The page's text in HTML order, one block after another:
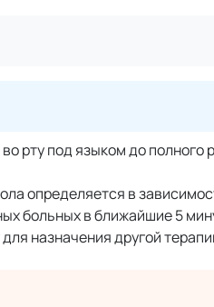
рту под языком до полного
определяется в
больных в ближайшие 5
назначения другой